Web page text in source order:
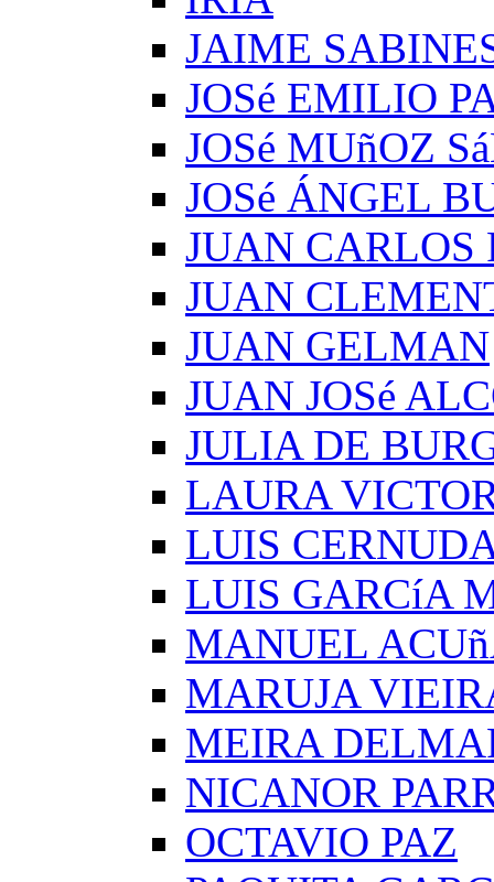
JAIME
JOSé EMILIO
JOSé MUñOZ
JOSé ÁNGEL
JUAN CARLOS
JUAN
JUAN GELMAN
JUAN JOSé
JULIA DE
LAURA
LUIS
LUIS GARCíA
MANUEL
MARUJA
MEIRA
NICANOR
OCTAVIO PAZ